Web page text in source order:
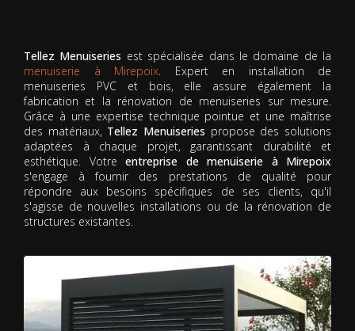
Tellez Menuiseries est spécialisée dans le domaine de la
menuiserie à Mirepoix. Expert en installation de
menuiseries PVC et bois, elle assure également la
fabrication et la rénovation de menuiseries sur mesure.
Grâce à une expertise technique pointue et une maîtrise
des matériaux, Tellez Menuiseries propose des solutions
adaptées à chaque projet, garantissant durabilité et
esthétique. Votre entreprise de menuiserie à Mirepoix
s'engage à fournir des prestations de qualité pour
répondre aux besoins spécifiques de ses clients, qu'il
s'agisse de nouvelles installations ou de la rénovation de
structures existantes.